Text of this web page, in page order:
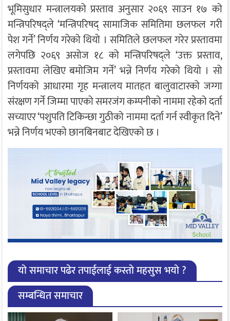
भूमिसुधार मन्त्रालयको प्रस्ताव अनुसार २०६९ साउन १७ को
मन्त्रिपरिषद्ले ‘मन्त्रिपरिषद् सामाजिक समितिमा छलफल गरी
पेश गर्ने’ निर्णय गरेको थियो । समितिले छलफल गरेर प्रस्तावमा
लगेपछि २०६९ असोज १८ को मन्त्रिपरिषद्ले ‘उक्त प्रस्ताव,
प्रस्तावमा लेखिए बमोजिम गर्ने’ भन्ने निर्णय गरेको थियो । सो
निर्णयको आधारमा गृह मन्त्रालय मातहत बालुवाटारको जग्गा
संरक्षण गर्ने जिम्मा पाएको समरजंग कम्पनीको नाममा रहेको दर्ता
सच्याएर ‘पशुपति टिकिन्छा गुठीको नाममा दर्ता गर्न स्वीकृत दिने’
भन्ने निर्णय भएको छानबिनबाट देखिएको छ ।
यो समाचार पढेर तपाईलाई कस्तो महसुस भयो ?
सम्बन्धित समाचार